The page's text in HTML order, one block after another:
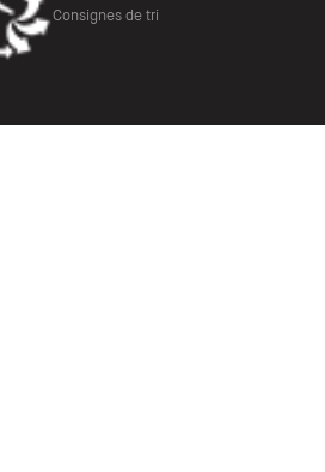
Consignes de tri